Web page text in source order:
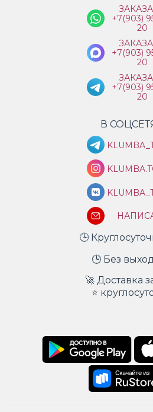
+7(903)
20
+7(903)
20
+7(903)
20
В
🕒
🕒 Без
🚀 Доставка
⭐